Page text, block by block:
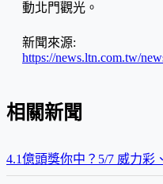
動北門觀光。
新聞來源:
https://news.ltn.com.tw/
相關新聞
4.1億頭獎你中？5/7 威力彩